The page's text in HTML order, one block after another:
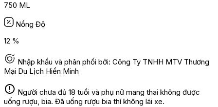
750 ML
Nồng Độ
12 %
Nhập khẩu và phân phối bởi: Công Ty TNHH MTV Thương
Mại Du Lịch Hiền Minh
Người chưa đủ 18 tuổi và phụ nữ mang thai không được
uống rượu, bia. Đã uống rượu bia thì không lái xe.